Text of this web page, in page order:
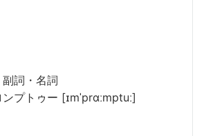
詞・名詞
プトゥー [ɪmˈprɑːmptuː]